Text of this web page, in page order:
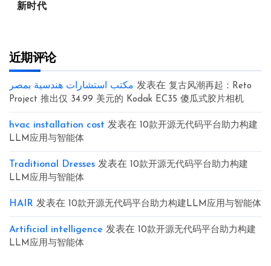
新时代
近期评论
مكتب استشارات هندسية بمصر 发表在 复古风潮再起：Reto
Project 推出仅 34.99 美元的 Kodak EC35 傻瓜式胶片相机
hvac installation cost 发表在 10款开源无代码平台助力构建
LLM应用与智能体
Traditional Dresses 发表在 10款开源无代码平台助力构建
LLM应用与智能体
HAIR 发表在 10款开源无代码平台助力构建LLM应用与智能体
Artificial intelligence 发表在 10款开源无代码平台助力构建
LLM应用与智能体